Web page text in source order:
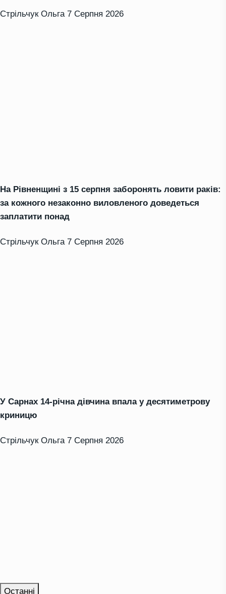
Стрільчук Ольга 7 Серпня 2026
На Рівненщині з 15 серпня заборонять ловити раків:
за кожного незаконно виловленого доведеться
заплатити понад
Стрільчук Ольга 7 Серпня 2026
У Сарнах 14-річна дівчина впала у десятиметрову
криницю
Стрільчук Ольга 7 Серпня 2026
Останні